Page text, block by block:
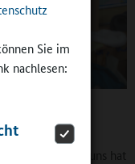
Sie im
nachlesen:
(NRW)
Interesse. Für uns hat